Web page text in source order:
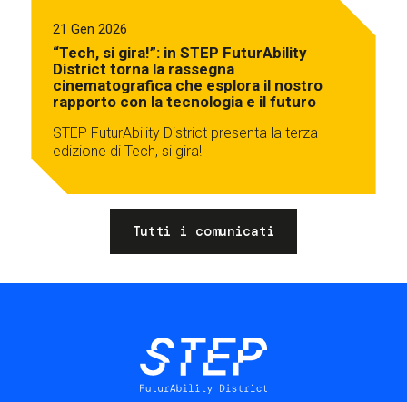
21 Gen 2026
“Tech, si gira!”: in STEP FuturAbility
District torna la rassegna
cinematografica che esplora il nostro
rapporto con la tecnologia e il futuro
STEP FuturAbility District presenta la terza
edizione di Tech, si gira!
Tutti i comunicati